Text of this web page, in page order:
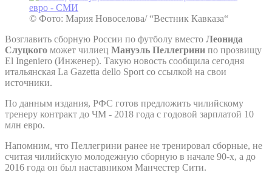
© Фото: Мария Новоселова/ “Вестник Кавказа“
Возглавить сборную России по футболу вместо Леонида
Слуцкого может чилиец Мануэль Пеллегрини по прозвищу
El Ingeniero (Инженер). Такую новость сообщила сегодня
итальянская La Gazetta dello Sport со ссылкой на свои
источники.
По данным издания, РФС готов предложить чилийскому
тренеру контракт до ЧМ - 2018 года с годовой зарплатой 10
млн евро.
Напомним, что Пеллегрини ранее не тренировал сборные, не
считая чилийскую молодежную сборную в начале 90-х, а до
2016 года он был наставником Манчестер Сити.